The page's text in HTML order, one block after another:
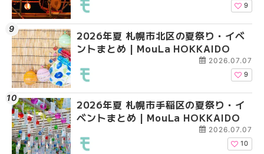
9
2026年夏 札幌市北区の夏祭り・イベ
ントまとめ | MouLa HOKKAIDO
2026.07.07
9
2026年夏 札幌市手稲区の夏祭り・イ
ベントまとめ | MouLa HOKKAIDO
2026.07.07
10
2026年夏 札幌市中央
ベントまとめ |
2026年夏 恵庭市・千
イベントまとめ |
【新千歳空港】新カー
業。「SUPER
ーパーラウンジアネッ
介！！ | MouLa
2026年夏 札幌市豊平
ベントまとめ |